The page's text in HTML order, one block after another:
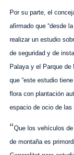
Por su parte, el
afirmado que “desde
realizar un estudio
de seguridad y de
Palaya y el Parque de
que “este estudio
flora con plantación
espacio de ocio de las
“Que los vehículos
de montaña es